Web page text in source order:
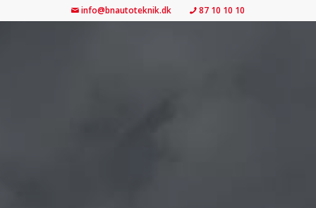
info@bnautoteknik.dk 87 10 10 10